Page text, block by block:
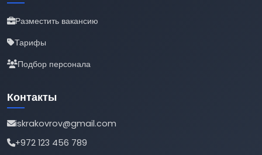
Разместить вакансию
Тарифы
Подбор персонала
Контакты
iskrakovrov@gmail.com
+972 123 456 789